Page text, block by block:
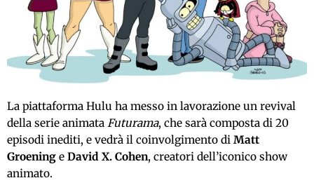
La piattaforma Hulu ha messo in lavorazione un revival
della serie animata Futurama, che sarà composta di 20
episodi inediti, e vedrà il coinvolgimento di Matt
Groening e David X. Cohen, creatori dell’iconico show
animato.